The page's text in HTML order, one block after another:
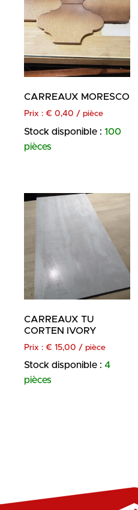
CARREAUX MORESCO
Prix : € 0,40 / pièce
Stock disponible : 100
pièces
CARREAUX TU
CORTEN IVORY
Prix : € 15,00 / pièce
Stock disponible : 4
pièces